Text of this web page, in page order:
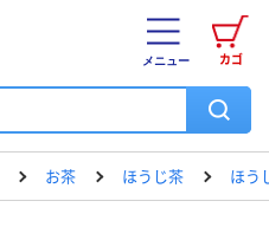
カゴ
メニュー
お茶 ほうじ茶 ほう